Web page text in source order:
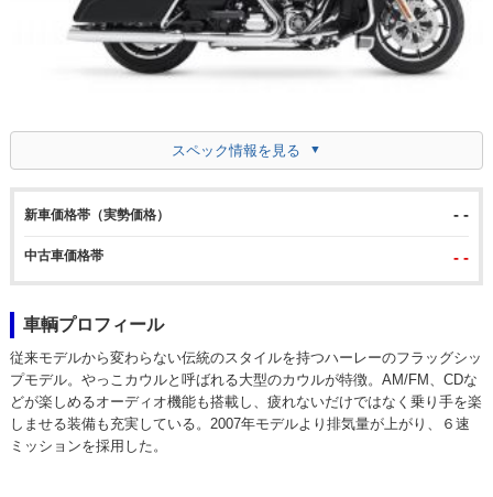
スペック情報を見る
新車価格帯（実勢価格） - -
中古車価格帯 - -
車輌プロフィール
従来モデルから変わらない伝統のスタイルを持つハーレーのフラッグシッ
プモデル。やっこカウルと呼ばれる大型のカウルが特徴。AM/FM、CDな
どが楽しめるオーディオ機能も搭載し、疲れないだけではなく乗り手を楽
しませる装備も充実している。2007年モデルより排気量が上がり、６速
ミッションを採用した。